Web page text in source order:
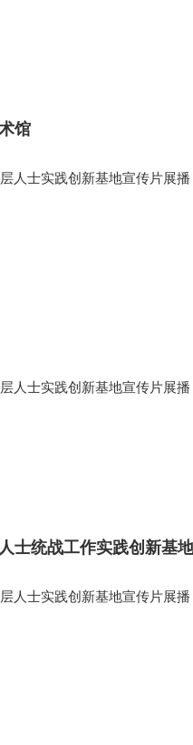
馆
人士实践创新基地宣传片展播
人士实践创新基地宣传片展播
士统战工作实践创新基
人士实践创新基地宣传片展播